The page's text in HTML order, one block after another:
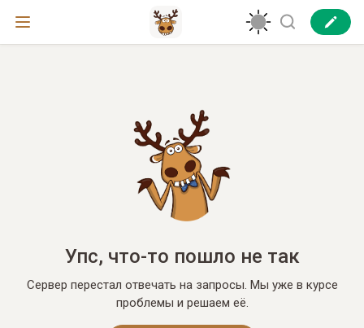
Упс, что-то пошло не так
Сервер перестал отвечать на запросы. Мы уже в курсе
проблемы и решаем её.